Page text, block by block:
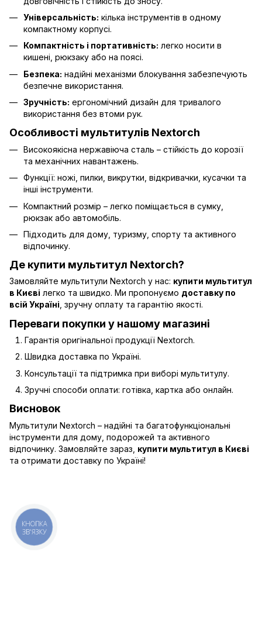
Універсальність: кілька інструментів в одному
компактному корпусі.
Компактність і портативність: легко носити в
кишені, рюкзаку або на поясі.
Безпека: надійні механізми блокування забезпечують
безпечне використання.
Зручність: ергономічний дизайн для тривалого
використання без втоми рук.
Особливості мультитулів Nextorch
Високоякісна нержавіюча сталь – стійкість до корозії
та механічних навантажень.
Функції: ножі, пилки, викрутки, відкривачки, кусачки та
інші інструменти.
Компактний розмір – легко поміщається в сумку,
рюкзак або автомобіль.
Підходить для дому, туризму, спорту та активного
відпочинку.
Де купити мультитул Nextorch?
Замовляйте мультитули Nextorch у нас: купити мультитул
в Києві легко та швидко. Ми пропонуємо доставку по
всій Україні, зручну оплату та гарантію якості.
Переваги покупки у нашому магазині
Гарантія оригінальної продукції Nextorch.
Швидка доставка по Україні.
Консультації та підтримка при виборі мультитулу.
Зручні способи оплати: готівка, картка або онлайн.
Висновок
Мультитули Nextorch – надійні та багатофункціональні
інструменти для дому, подорожей та активного
відпочинку. Замовляйте зараз, купити мультитул в Києві
та отримати доставку по Україні!
0 800 336 093
+38 093 229 76 00
КНОПКА
ЗВ'ЯЗКУ